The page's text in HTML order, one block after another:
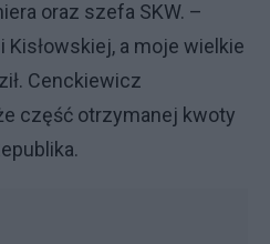
oraz szefa SKW. –
Kisłowskiej, a moje wielkie
Cenckiewicz
część otrzymanej kwoty